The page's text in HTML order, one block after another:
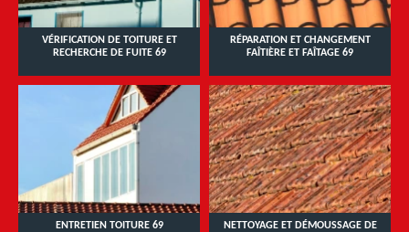
VÉRIFICATION DE TOITURE ET
RECHERCHE DE FUITE 69
RÉPARATION ET CHANGEMENT
FAÎTIÈRE ET FAÎTAGE 69
ENTRETIEN TOITURE 69
NETTOYAGE ET DÉMOUSSAGE DE